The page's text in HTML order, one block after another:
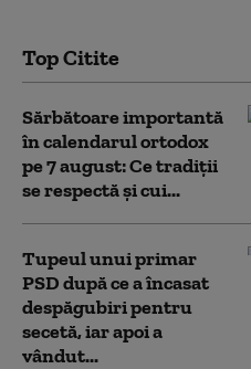
Top Citite
Sărbătoare importantă
în calendarul ortodox
pe 7 august: Ce tradiții
se respectă și cui...
Tupeul unui primar
PSD după ce a încasat
despăgubiri pentru
secetă, iar apoi a
vândut...